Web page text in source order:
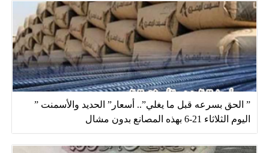
” الحق بسرعه قبل ما يغلي”.. أسعار” الحديد والأسمنت ”
اليوم الثلاثاء 21-6 بهذه المصانع بدون مشال